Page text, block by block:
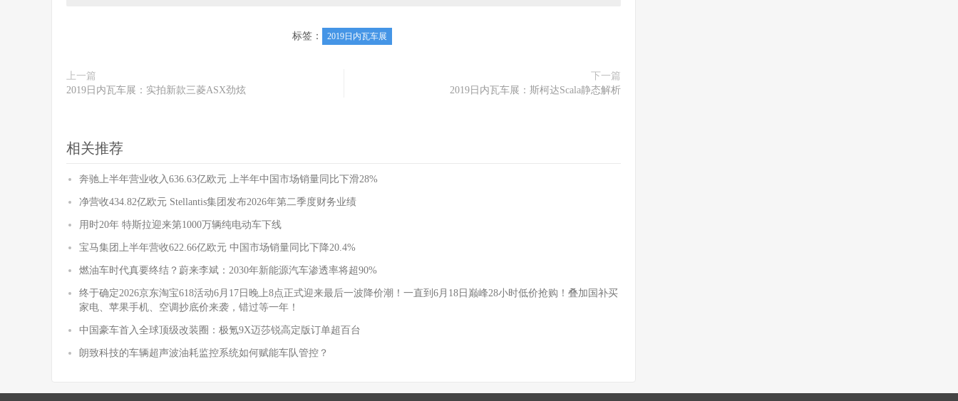
标签： 2019日内瓦车展
上一篇
2019日内瓦车展：实拍新款三菱ASX劲炫
下一篇
2019日内瓦车展：斯柯达Scala静态解析
相关推荐
奔驰上半年营业收入636.63亿欧元 上半年中国市场销量同比下滑28%
净营收434.82亿欧元 Stellantis集团发布2026年第二季度财务业绩
用时20年 特斯拉迎来第1000万辆纯电动车下线
宝马集团上半年营收622.66亿欧元 中国市场销量同比下降20.4%
燃油车时代真要终结？蔚来李斌：2030年新能源汽车渗透率将超90%
终于确定2026京东淘宝618活动6月17日晚上8点正式迎来最后一波降价潮！一直到6月18日巅峰28小时低价抢购！叠加国补买
家电、苹果手机、空调抄底价来袭，错过等一年！
中国豪车首入全球顶级改装圈：极氪9X迈莎锐高定版订单超百台
朗致科技的车辆超声波油耗监控系统如何赋能车队管控？